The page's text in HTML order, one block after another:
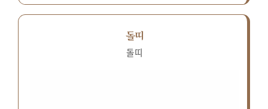
돌띠
돌띠